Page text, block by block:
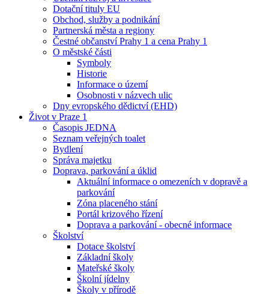
Dotační tituly EU
Obchod, služby a podnikání
Partnerská města a regiony
Čestné občanství Prahy 1 a cena Prahy 1
O městské části
Symboly
Historie
Informace o území
Osobnosti v názvech ulic
Dny evropského dědictví (EHD)
Život v Praze 1
Časopis JEDNA
Seznam veřejných toalet
Bydlení
Správa majetku
Doprava, parkování a úklid
Aktuální informace o omezeních v dopravě a
parkování
Zóna placeného stání
Portál krizového řízení
Doprava a parkování - obecné informace
Školství
Dotace školství
Základní školy
Mateřské školy
Školní jídelny
Školy v přírodě